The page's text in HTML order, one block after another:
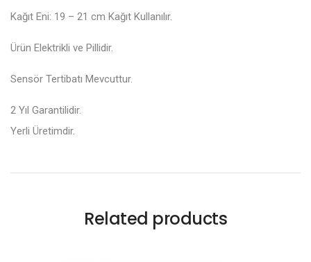
Kağıt Eni: 19 – 21 cm Kağıt Kullanılır.
Ürün Elektrikli ve Pillidir.
Sensör Tertibatı Mevcuttur.
2 Yıl Garantilidir.
Yerli Üretimdir.
Related products